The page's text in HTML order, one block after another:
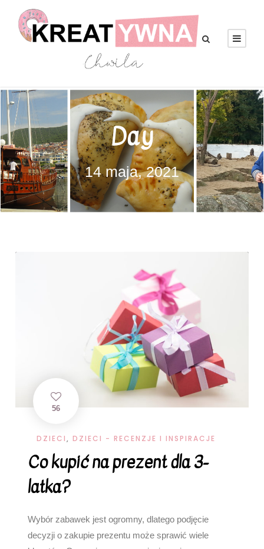
Day
14 maja, 2021
56
DZIECI, DZIECI - RECENZJE I INSPIRACJE
Co kupić na prezent dla 3-
latka?
Wybór zabawek jest ogromny, dlatego podjęcie
decyzji o zakupie prezentu może sprawić wiele